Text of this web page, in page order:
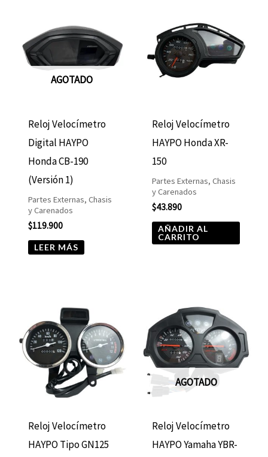
AGOTADO
Reloj Velocímetro
Digital HAYPO
Honda CB-190
(Versión 1)
Partes Externas, Chasis
y Carenados
$119.900
LEER MÁS
Reloj Velocímetro
HAYPO Honda XR-
150
Partes Externas, Chasis
y Carenados
$43.890
AÑADIR AL
CARRITO
Reloj Velocímetro
HAYPO Tipo GN125
AGOTADO
Reloj Velocímetro
HAYPO Yamaha YBR-